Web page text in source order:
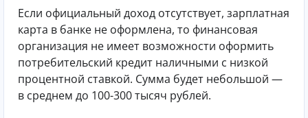
Если официальный доход отсутствует, зарплатная
карта в банке не оформлена, то финансовая
организация не имеет возможности оформить
потребительский кредит наличными с низкой
процентной ставкой. Сумма будет небольшой —
в среднем до 100-300 тысяч рублей.